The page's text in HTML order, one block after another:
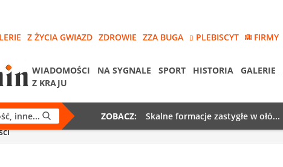
Z ŻYCIA GWIAZD ZDROWIE ZZA BUGA PLEBISCYT FIRMY
WIADOMOŚCI NA SYGNALE SPORT HISTORIA GALERIE
Z KRAJU
ZOBACZ: Skalne formacje zastygłe w ołó...